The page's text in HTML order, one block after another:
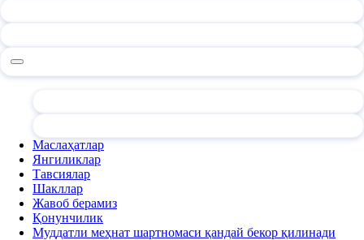
Маслаҳатлар
Янгиликлар
Тавсиялар
Шакллар
Жавоб берамиз
Қонунчилик
Муддатли меҳнат шартномаси қандай бекор қилинади